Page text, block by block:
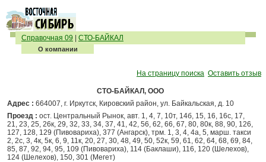
Справочная 09 СТО-БАЙКАЛ
О компании
На страницу поиска Оставить отзыв
СТО-БАЙКАЛ, ООО
Адрес : 664007, г. Иркутск, Кировский район, ул. Байкальская, д. 10
Проезд : ост. Центральный Рынок, авт. 1, 4, 7, 10т, 14б, 15, 16, 16с, 17,
21, 23, 25, 26к, 29, 32, 33, 34, 37, 41, 42, 56, 62, 66, 67, 80, 80к, 88, 90, 126,
127, 128, 129 (Пивовариха), 377 (Ангарск), трм. 1, 3, 4, 4а, 5, марш. такси
2, 2с, 3, 4к, 5к, 6, 9, 11к, 20, 27, 30, 48, 49, 50, 52к, 59, 61, 62, 64, 68, 69, 84,
85, 87, 92, 94, 95, 109 (Пивовариха), 114 (Баклаши), 116, 120 (Шелехов),
124 (Шелехов), 150, 301 (Мегет)